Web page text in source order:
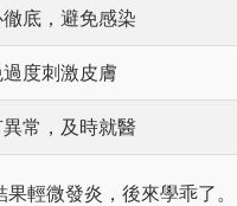
底，避免感染
度刺激皮膚
常，及時就醫
輕微發炎，後來學乖了。